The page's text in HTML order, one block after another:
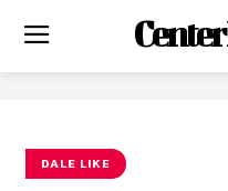
DALE LIKE